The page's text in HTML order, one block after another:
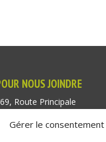
Gérer le consentement
NOUS JOINDRE
Route Principale
Québec J0P 1P1